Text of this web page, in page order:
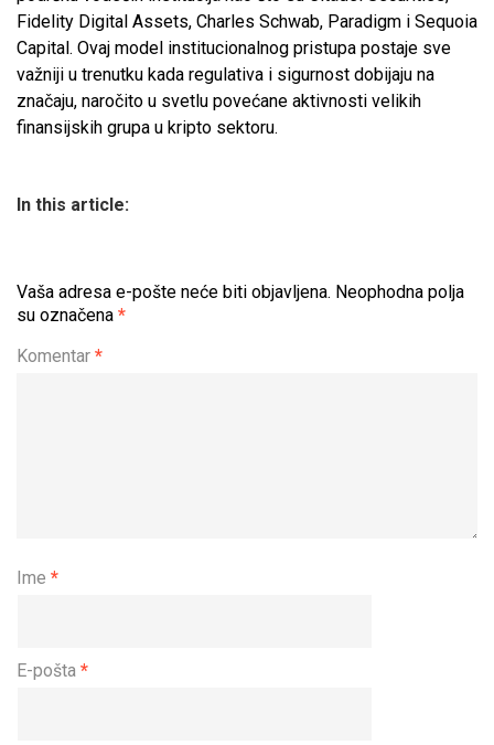
Fidelity Digital Assets, Charles Schwab, Paradigm i Sequoia
Capital. Ovaj model institucionalnog pristupa postaje sve
važniji u trenutku kada regulativa i sigurnost dobijaju na
značaju, naročito u svetlu povećane aktivnosti velikih
finansijskih grupa u kripto sektoru.
In this article:
Vaša adresa e-pošte neće biti objavljena. Neophodna polja
su označena *
Komentar *
Ime *
E-pošta *